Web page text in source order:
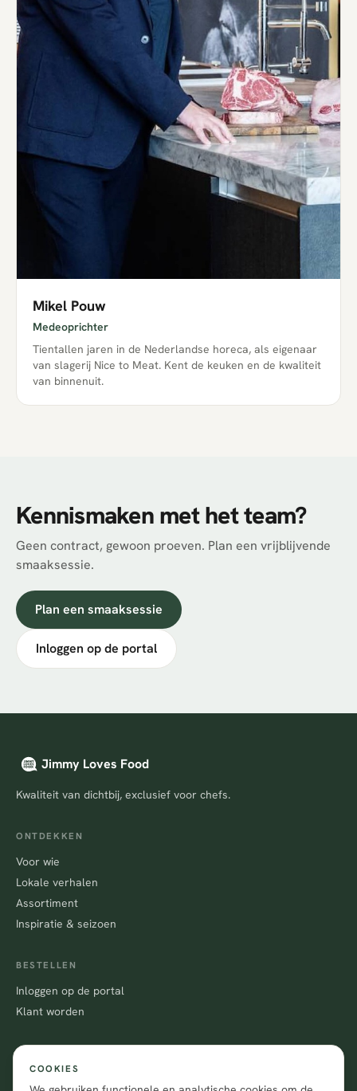
Mikel Pouw
Medeoprichter
Tientallen jaren in de Nederlandse horeca, als eigenaar
van slagerij Nice to Meat. Kent de keuken en de kwaliteit
van binnenuit.
Kennismaken met het team?
Geen contract, gewoon proeven. Plan een vrijblijvende
smaaksessie.
Plan een smaaksessie
Inloggen op de portal
Jimmy Loves Food
Kwaliteit van dichtbij, exclusief voor chefs.
ONTDEKKEN
Voor wie
Lokale verhalen
Assortiment
Inspiratie & seizoen
BESTELLEN
Inloggen op de portal
Klant worden
CONTACT
COOKIES